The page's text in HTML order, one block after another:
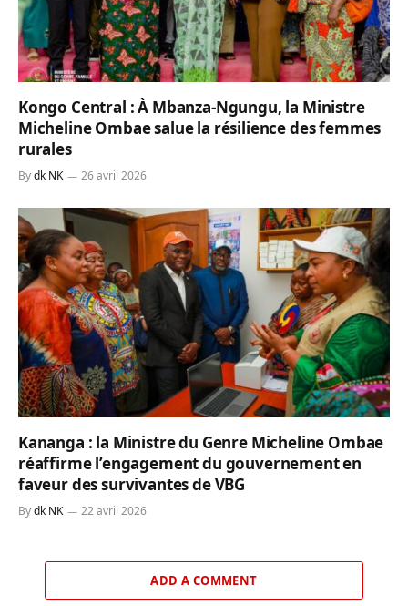
Kongo Central : À Mbanza-Ngungu, la Ministre
Micheline Ombae salue la résilience des femmes
rurales
Bydk NK 26 avril 2026
Kananga : la Ministre du Genre Micheline Ombae
réaffirme l’engagement du gouvernement en
faveur des survivantes de VBG
Bydk NK 22 avril 2026
ADD A COMMENT